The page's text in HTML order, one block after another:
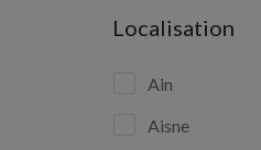
Localisation
Ain
Aisne